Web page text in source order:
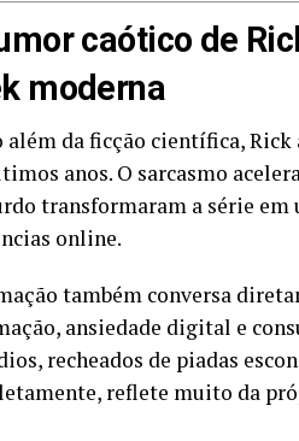
caótico de
moderna
da ficção científica,
anos. O sarcasmo
transformaram a série
online.
também conversa
ansiedade digital e
recheados de piadas
reflete muito da